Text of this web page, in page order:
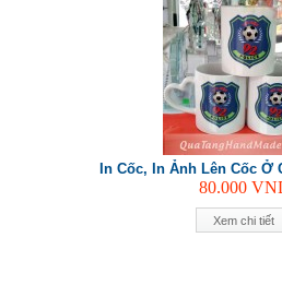
Xem chi tiết
In Cốc, In Ảnh Lên Cốc Ở
80.000